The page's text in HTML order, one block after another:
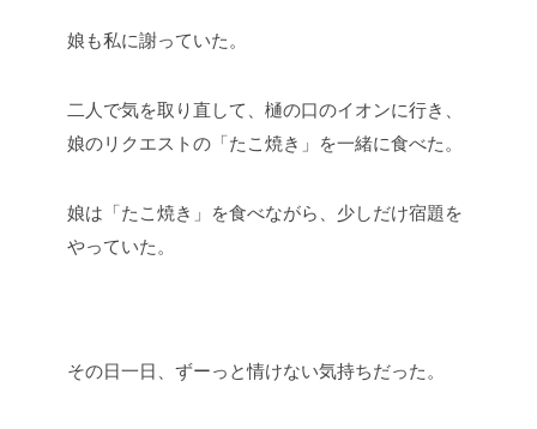
娘も私に謝っていた。
二人で気を取り直して、樋の口のイオンに行き、
娘のリクエストの「たこ焼き」を一緒に食べた。
娘は「たこ焼き」を食べながら、少しだけ宿題を
やっていた。
その日一日、ずーっと情けない気持ちだった。